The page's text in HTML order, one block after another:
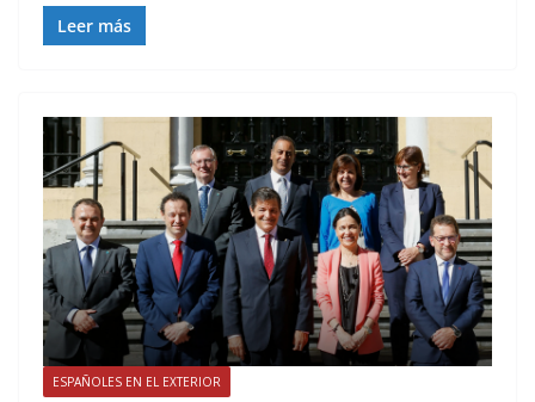
Leer más
ESPAÑOLES EN EL EXTERIOR